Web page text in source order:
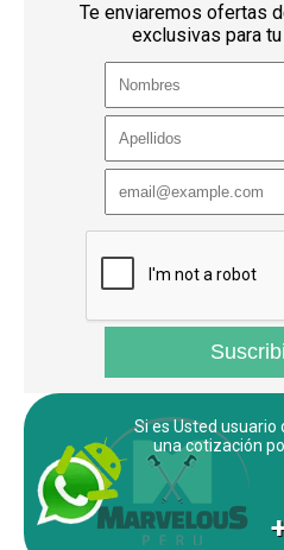
Te enviaremos ofertas
exclusivas para
Si es Usted
una cotización